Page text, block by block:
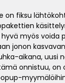
on fiksu
myös voida
jonon
aikana, uusi
onnistuu, on